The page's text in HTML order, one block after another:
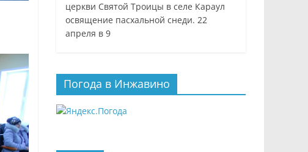
церкви Святой Троицы в селе Караул
освящение пасхальной снеди. 22
апреля в 9
Погода в Инжавино